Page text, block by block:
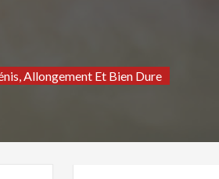
Allongement Et Bien Dure